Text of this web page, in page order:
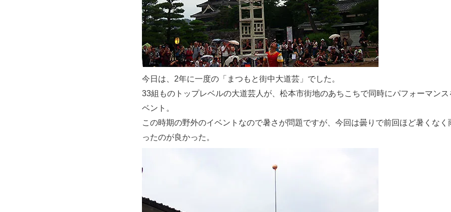
今日は、2年に一度の「まつもと街中大道芸」でした。
33組ものトップレベルの大道芸人が、松本市街地のあちこちで同時にパフォーマン
ベント。
この時期の野外のイベントなので暑さが問題ですが、今回は曇りで前回ほど暑くな
ったのが良かった。